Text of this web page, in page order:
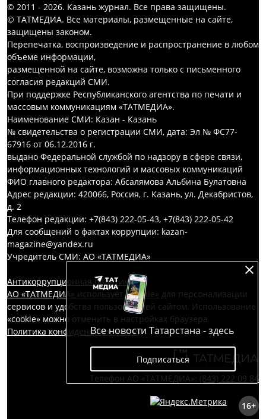
Все новости Татарстана - здесь
Подписаться
© 2011 - 2026. Казань журнал. Все права защищены.
© ТАТМЕДИА. Все материалы, размещенные на сайте,
защищены законом.
Перепечатка, воспроизведение и распространение в любом
объеме информации,
размещенной на сайте, возможна только с письменного
согласия редакций СМИ.
При поддержке Республиканского агентства по печати и
массовым коммуникациям «ТАТМЕДИА».
Наименование СМИ: Казан - Казань
№ свидетельства о регистрации СМИ, дата: Эл № ФС77-
67916 от 06.12.2016 г.
выдано Федеральной службой по надзору в сфере связи,
информационных технологий и массовых коммуникаций
ФИО главного редактора: Абсалямова Альбина Булатовна
Адрес редакции: 420066, Россия, г. Казань, ул. Декабристов,
д. 2
Телефон редакции: +7(843) 222-05-43, +7(843) 222-05-42
Для сообщений о фактах коррупции: kazan-
magazine@yandex.ru
Учредитель СМИ: АО «ТАТМЕДИА»
Антикоррупционная политика
АО «ТАТМЕДИА» использует «cookie» для персонализации
сервисов и удобства пользователей сайтом. Использование
«cookie» можно отменить в настройках браузера.
Политика конфиденциальности
Телефон АО «ТАТМЕДИА»: (843) 222 09 84
16+